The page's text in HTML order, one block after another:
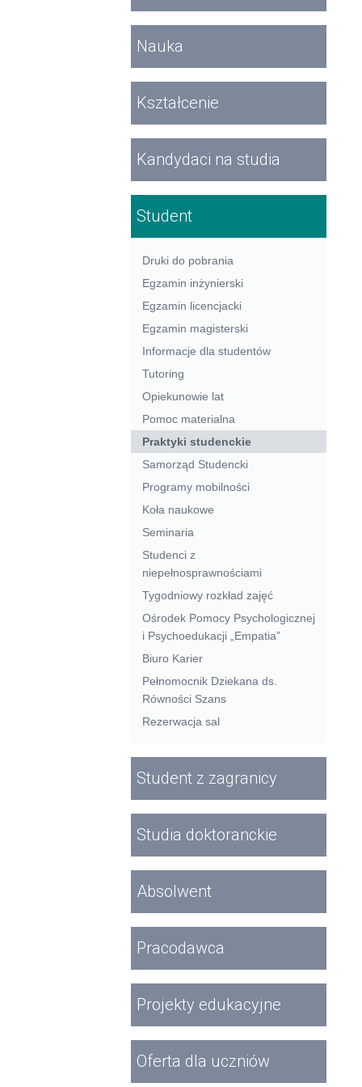
Nauka
Kształcenie
Kandydaci na studia
Student
Druki do pobrania
Egzamin inżynierski
Egzamin licencjacki
Egzamin magisterski
Informacje dla studentów
Tutoring
Opiekunowie lat
Pomoc materialna
Praktyki studenckie
Samorząd Studencki
Programy mobilności
Koła naukowe
Seminaria
Studenci z
niepełnosprawnościami
Tygodniowy rozkład zajęć
Ośrodek Pomocy Psychologicznej
i Psychoedukacji „Empatia”
Biuro Karier
Pełnomocnik Dziekana ds.
Równości Szans
Rezerwacja sal
Student z zagranicy
Studia doktoranckie
Absolwent
Pracodawca
Projekty edukacyjne
Oferta dla uczniów